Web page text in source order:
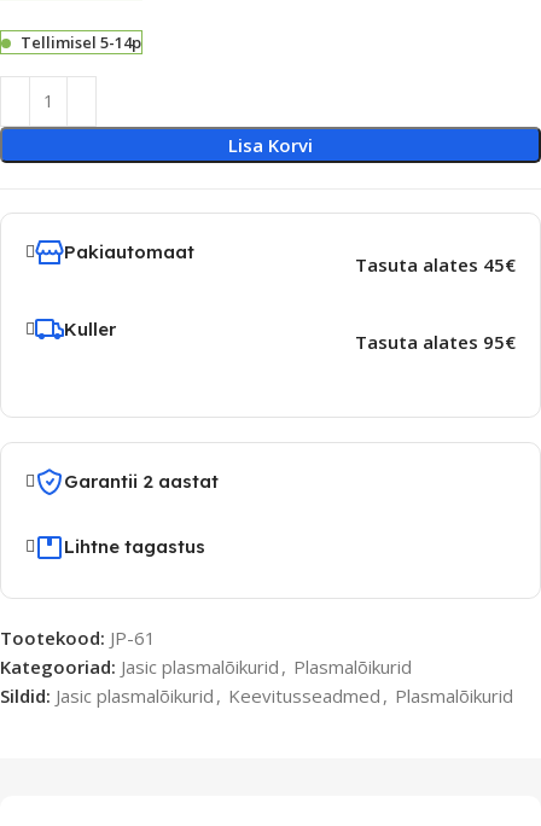
Tellimisel 5-14p
Lisa Korvi
Pakiautomaat
Tasuta alates 45€
Kuller
Tasuta alates 95€
Garantii 2 aastat
Lihtne tagastus
Tootekood: JP-61
Kategooriad: Jasic plasmalõikurid , Plasmalõikurid
Sildid: Jasic plasmalõikurid , Keevitusseadmed , Plasmalõikurid